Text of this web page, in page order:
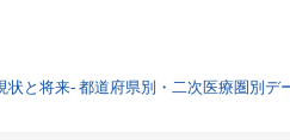
と将来- 都道府県別・二次医療圏別デ